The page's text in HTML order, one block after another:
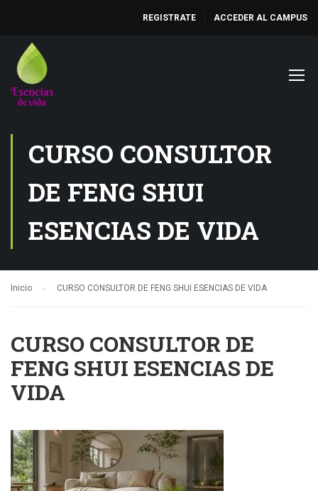
REGISTRATE ACCEDER AL CAMPUS
CURSO CONSULTOR
DE FENG SHUI
ESENCIAS DE VIDA
Inicio CURSO CONSULTOR DE FENG SHUI ESENCIAS DE VIDA
CURSO CONSULTOR DE
FENG SHUI ESENCIAS DE
VIDA